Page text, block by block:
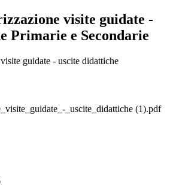
visite guidate -
Primarie e Secondarie
guidate - uscite didattiche
_uscite_didattiche (1).pdf